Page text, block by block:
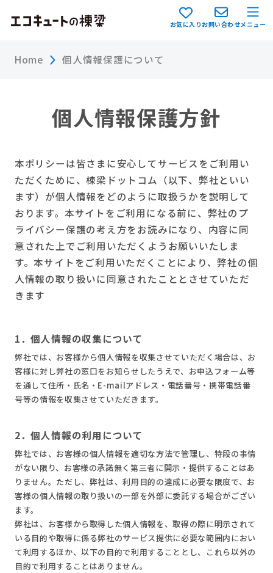
お気に入りお問い合わせメニュー
Home 個人情報保護について
個人情報保護方針
本ポリシーは皆さまに安心してサービスをご利用い
ただくために、棟梁ドットコム（以下、弊社といい
ます）が個人情報をどのように取扱うかを説明して
おります。本サイトをご利用になる前に、弊社のプ
ライバシー保護の考え方をお読みになり、内容に同
意された上でご利用いただくようお願いいたしま
す。本サイトをご利用いただくことにより、弊社の個
人情報の取り扱いに同意されたこととさせていただ
きます
1．個人情報の収集について
弊社では、お客様から個人情報を収集させていただく場合は、お
客様に対し弊社の窓口をお知らせしたうえで、お申込フォーム等
を通して住所・氏名・E-mailアドレス・電話番号・携帯電話番
号等の情報を収集させていただきます。
2．個人情報の利用について
弊社では、お客様の個人情報を適切な方法で管理し、特段の事情
がない限り、お客様の承諾無く第三者に開示・提供することはあ
りません。ただし、弊社は、利用目的の達成に必要な限度で、お
客様の個人情報の取り扱いの一部を外部に委託する場合がござい
ます。
弊社は、お客様から取得した個人情報を、取得の際に明示されて
いる目的や取得に係る弊社のサービス提供に必要な範囲内におい
て利用するほか、以下の目的で利用することとし、これら以外の
目的で利用することはありません。